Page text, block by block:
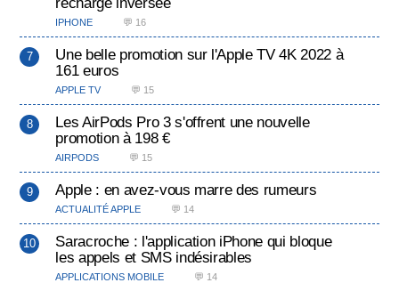
IPHONE 💬 16
Une belle promotion sur l'Apple TV 4K 2022 à
161 euros
APPLE TV 💬 15
Les AirPods Pro 3 s'offrent une nouvelle
promotion à 198 €
AIRPODS 💬 15
Apple : en avez-vous marre des rumeurs
ACTUALITÉ APPLE 💬 14
Saracroche : l'application iPhone qui bloque
les appels et SMS indésirables
APPLICATIONS MOBILE 💬 14